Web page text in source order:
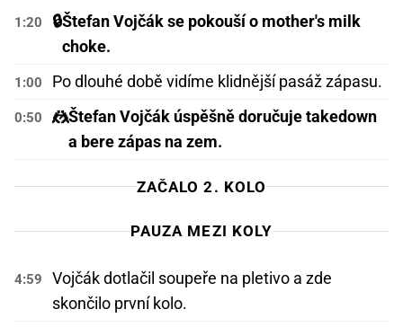
1:20 🔒Štefan Vojčák se pokouší o mother's milk
choke.
1:00 Po dlouhé době vidíme klidnější pasáž zápasu.
0:50 🤼Štefan Vojčák úspěšně doručuje takedown
a bere zápas na zem.
ZAČALO 2. KOLO
PAUZA MEZI KOLY
4:59
Vojčák dotlačil soupeře na pletivo a zde
skončilo první kolo.